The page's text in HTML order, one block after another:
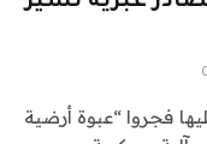
فجروا “عبوة أرضية